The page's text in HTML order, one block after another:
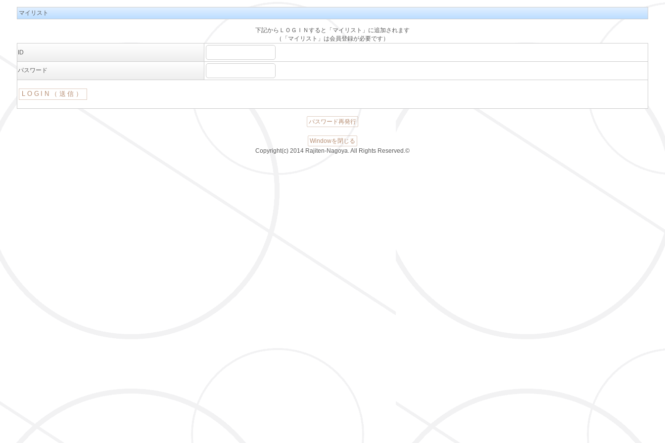
マイリスト
下記からＬＯＧＩＮすると「マイリスト」に追加されます
（「マイリスト」は会員登録が必要です）
ID
パスワード
パスワード再発行
Windowを閉じる
Copyright(c) 2014 Rajiten-Nagoya. All Rights Reserved.©